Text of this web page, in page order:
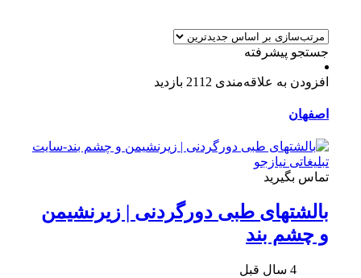
جستجو پیشرفته
افزودن به علاقه‌مندی 2112 بازدید
اصفهان
تماس بگیرید
بالشتهای طبی دورگردنی | زیرنشیمن
و چشم بند
4 سال قبل